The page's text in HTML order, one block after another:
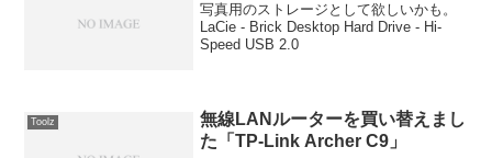
写真用のストレージとして欲しいかも。
LaCie - Brick Desktop Hard Drive - Hi-
Speed USB 2.0
Toolz
無線LANルーターを買い替えまし
た「TP-Link Archer C9」